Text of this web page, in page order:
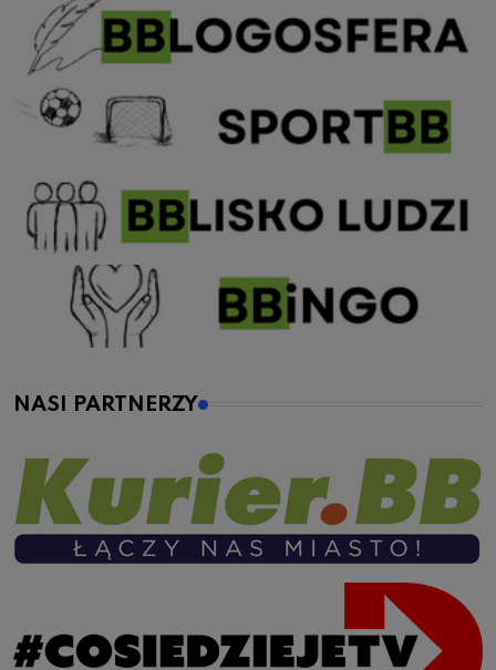
NASI PARTNERZY